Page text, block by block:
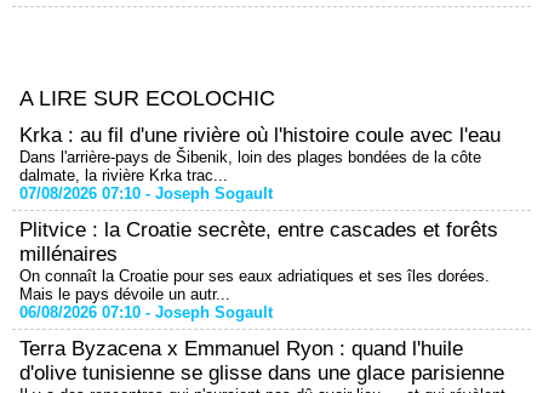
A LIRE SUR ECOLOCHIC
Krka : au fil d'une rivière où l'histoire coule avec l'eau
Dans l'arrière-pays de Šibenik, loin des plages bondées de la côte
dalmate, la rivière Krka trac...
07/08/2026 07:10 - Joseph Sogault
Plitvice : la Croatie secrète, entre cascades et forêts
millénaires
On connaît la Croatie pour ses eaux adriatiques et ses îles dorées.
Mais le pays dévoile un autr...
06/08/2026 07:10 - Joseph Sogault
Terra Byzacena x Emmanuel Ryon : quand l'huile
d'olive tunisienne se glisse dans une glace parisienne